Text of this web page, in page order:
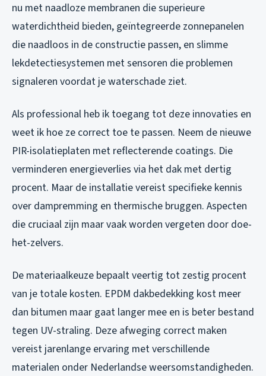
nu met naadloze membranen die superieure
waterdichtheid bieden, geïntegreerde zonnepanelen
die naadloos in de constructie passen, en slimme
lekdetectiesystemen met sensoren die problemen
signaleren voordat je waterschade ziet.
Als professional heb ik toegang tot deze innovaties en
weet ik hoe ze correct toe te passen. Neem de nieuwe
PIR-isolatieplaten met reflecterende coatings. Die
verminderen energieverlies via het dak met dertig
procent. Maar de installatie vereist specifieke kennis
over dampremming en thermische bruggen. Aspecten
die cruciaal zijn maar vaak worden vergeten door doe-
het-zelvers.
De materiaalkeuze bepaalt veertig tot zestig procent
van je totale kosten. EPDM dakbedekking kost meer
dan bitumen maar gaat langer mee en is beter bestand
tegen UV-straling. Deze afweging correct maken
vereist jarenlange ervaring met verschillende
materialen onder Nederlandse weersomstandigheden.